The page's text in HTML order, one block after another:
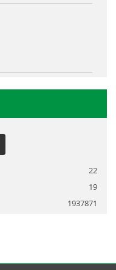
22
19
1937871